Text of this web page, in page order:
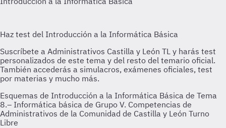
Esquemas de Introducción a la Informática Básica de Tema
8.– Informática básica de Grupo V. Competencias de
Administrativos de la Comunidad de Castilla y León Turno
Libre